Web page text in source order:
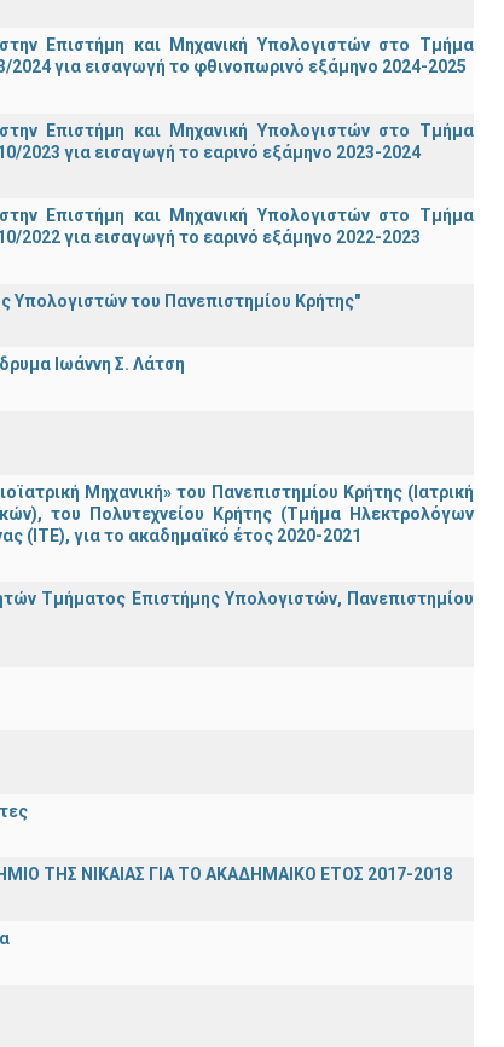
Επιστήμη και Μηχανική Υπολογιστών στο Τμήμα
2024 για εισαγωγή το φθινοπωρινό εξάμηνο 2024-2025
Επιστήμη και Μηχανική Υπολογιστών στο Τμήμα
2023 για εισαγωγή το εαρινό εξάμηνο 2023-2024
Επιστήμη και Μηχανική Υπολογιστών στο Τμήμα
2022 για εισαγωγή το εαρινό εξάμηνο 2022-2023
του Πανεπιστημίου Κρήτης"
Ιωάννη Σ. Λάτση
Μηχανική» του Πανεπιστημίου Κρήτης (Ιατρική
του Πολυτεχνείου Κρήτης (Τμήμα Ηλεκτρολόγων
(ΙΤΕ), για το ακαδημαϊκό έτος 2020-2021
Τμήματος Επιστήμης Υπολογιστών, Πανεπιστημίου
ΤΗΣ ΝΙΚΑΙΑΣ ΓΙΑ ΤΟ ΑΚΑΔΗΜΑΙΚΟ ΕΤΟΣ 2017-2018